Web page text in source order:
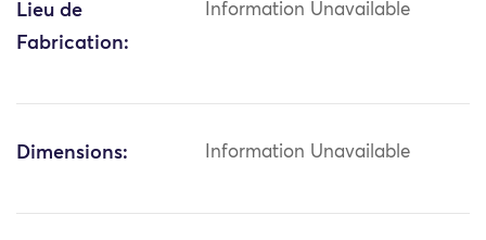
Lieu de
Fabrication:
Information Unavailable
Dimensions: Information Unavailable